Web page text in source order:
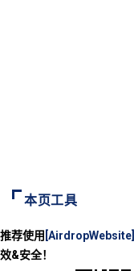
本页工具
推荐使用 [AirdropWebsite]
效&安全！